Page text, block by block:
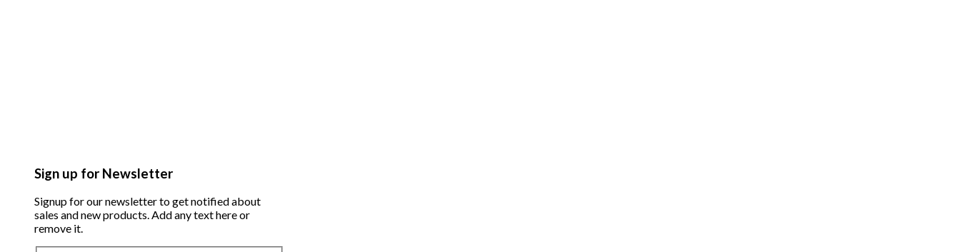
Sign up for Newsletter
Signup for our newsletter to get notified about
sales and new products. Add any text here or
remove it.